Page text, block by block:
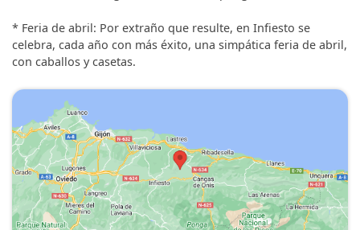
* Feria de abril: Por extraño que resulte, en Infiesto se
celebra, cada año con más éxito, una simpática feria de abril,
con caballos y casetas.